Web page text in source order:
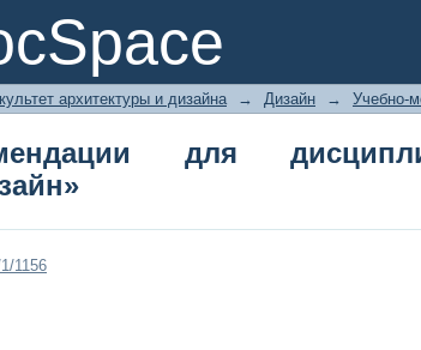
для дисциплины
архитектуры и дизайна → Дизайн → Учебно-
для
1156